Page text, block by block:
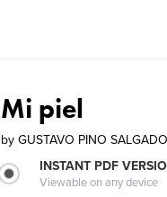
Mi piel
by GUSTAVO PINO SALGADO
INSTANT PDF
Viewable on any device